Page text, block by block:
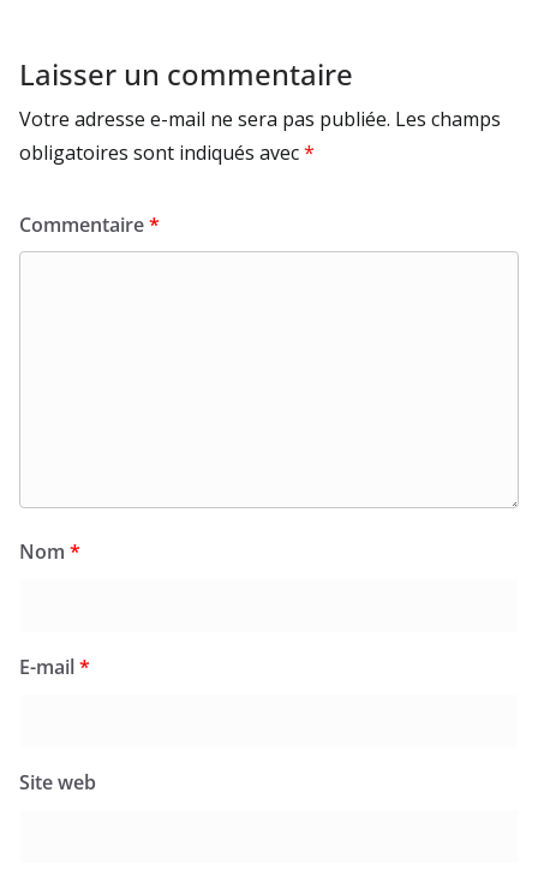
Laisser un commentaire
Votre adresse e-mail ne sera pas publiée. Les champs
obligatoires sont indiqués avec*
Commentaire*
Nom *
E-mail*
Site web